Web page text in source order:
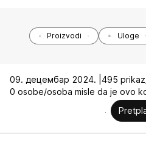
Proizvodi Uloge
09. децембар 2024. | 495
0 osobe/osoba misle da je ovo